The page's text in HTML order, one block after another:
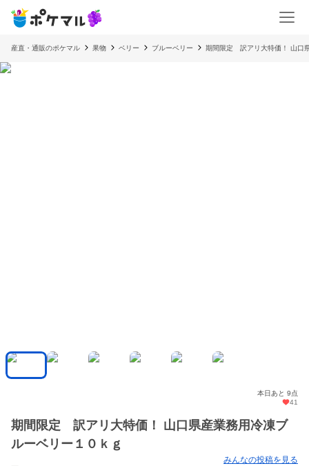
産直・通販のポケマル 果物 ベリー ブルーベリー 期間限定 訳アリ大特価！ 山口
本日あと 9点
41
期間限定 訳アリ大特価！ 山口県産業務用冷凍ブ
ルーベリー１０ｋｇ
みんなの投稿を見る